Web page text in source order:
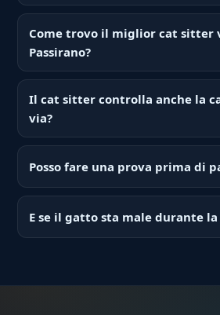
Come trovo il miglior cat sitter
Passirano?
Il cat sitter controlla anche la
via?
Posso fare una prova prima di
E se il gatto sta male durante la